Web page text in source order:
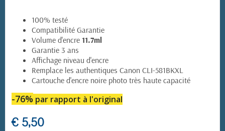
100% testé
Compatibilité Garantie
Volume d'encre 11.7ml
Garantie 3 ans
Affichage niveau d'encre
Remplace les authentiques Canon CLI-581BKXL
Cartouche d'encre noire photo très haute capacité
-76% par rapport à l'original
€ 5,50